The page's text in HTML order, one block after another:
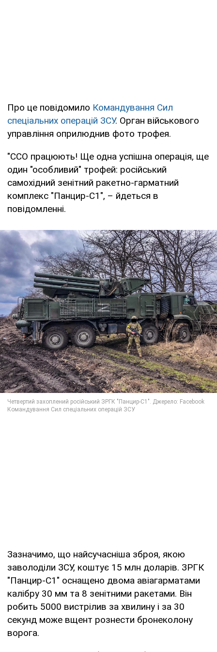
Про це повідомило Командування Сил
спеціальних операцій ЗСУ. Орган військового
управління оприлюднив фото трофея.
"ССО працюють! Ще одна успішна операція, ще
один "особливий" трофей: російський
самохідний зенітний ракетно-гарматний
комплекс "Панцир-С1", – йдеться в
повідомленні.
Зазначимо, що найсучасніша зброя, якою
заволоділи ЗСУ, коштує 15 млн доларів. ЗРГК
"Панцир-С1" оснащено двома авіагарматами
калібру 30 мм та 8 зенітними ракетами. Він
робить 5000 вистрілив за хвилину і за 30
секунд може вщент рознести бронеколону
ворога.